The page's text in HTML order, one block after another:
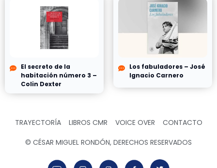
El secreto de la
habitación número 3 –
Colin Dexter
Los fabuladores – José
Ignacio Carnero
TRAYECTORÍA LIBROS CMR VOICE OVER CONTACTO
© CÉSAR MIGUEL RONDÓN, DERECHOS RESERVADOS